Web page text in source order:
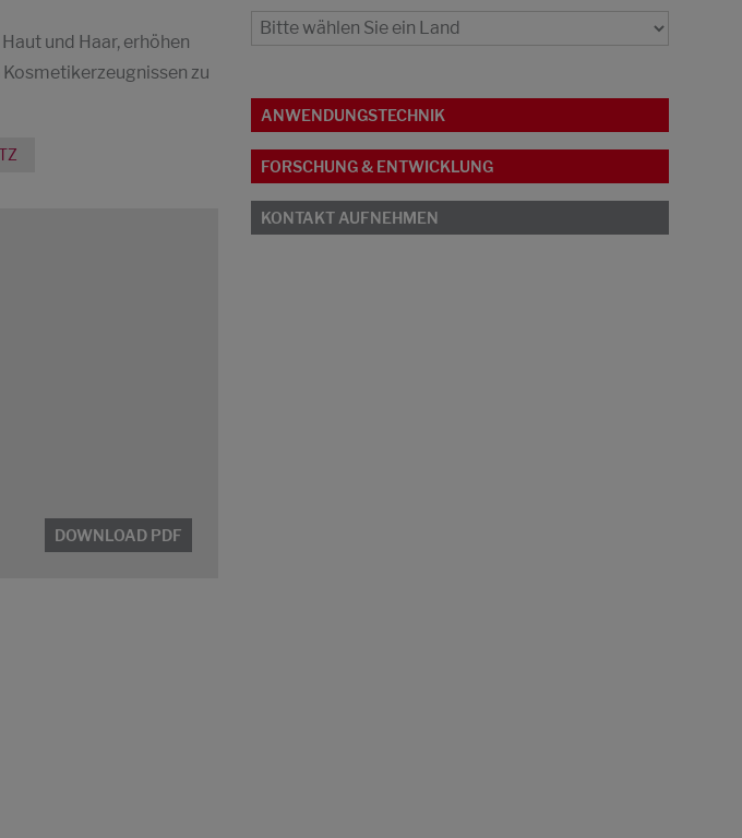
und Haar, erhöhen
zu
DOWNLOAD PDF
ANWENDUNGSTECHNIK
FORSCHUNG & ENTWICKLUNG
KONTAKT AUFNEHMEN